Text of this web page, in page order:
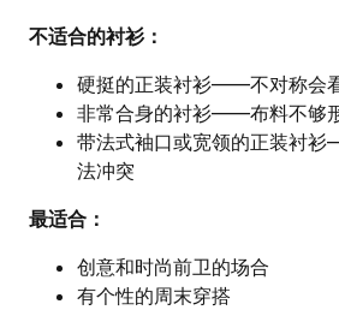
不适合的衬衫：
硬挺的正装衬衫——不对称会
非常合身的衬衫——布料不够
带法式袖口或宽领的正装衬
法冲突
最适合：
创意和时尚前卫的场合
有个性的周末穿搭